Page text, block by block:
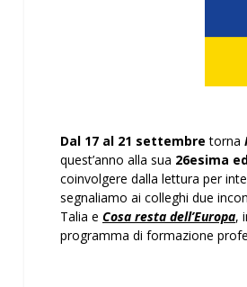
Dal 17 al 21 settembre torna
quest’anno alla sua 26esima
coinvolgere dalla lettura per
segnaliamo ai colleghi due
Talia e Cosa resta dell’Europa,
programma di formazione